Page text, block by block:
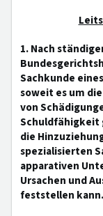
1. Nach
Sachkunde
soweit es um
von
Schuldfähigkeit
die
spezialisierten
apparativen
Ursachen und
feststellen kann.